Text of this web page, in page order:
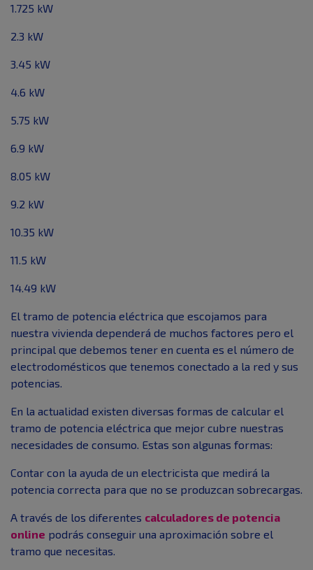
1.725 kW
2.3 kW
3.45 kW
4.6 kW
5.75 kW
6.9 kW
8.05 kW
9.2 kW
10.35 kW
11.5 kW
14.49 kW
El tramo de potencia eléctrica que escojamos para
nuestra vivienda dependerá de muchos factores pero el
principal que debemos tener en cuenta es el número de
electrodomésticos que tenemos conectado a la red y sus
potencias.
En la actualidad existen diversas formas de calcular el
tramo de potencia eléctrica que mejor cubre nuestras
necesidades de consumo. Estas son algunas formas:
Contar con la ayuda de un electricista que medirá la
potencia correcta para que no se produzcan sobrecargas.
A través de los diferentes calculadores de potencia
online podrás conseguir una aproximación sobre el
tramo que necesitas.